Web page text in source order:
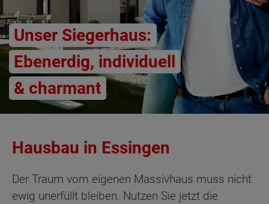
Unser Siegerhaus:
Ebenerdig, individuell
& charmant
Hausbau in Essingen
Der Traum vom eigenen Massivhaus muss nicht
ewig unerfüllt bleiben. Nutzen Sie jetzt die